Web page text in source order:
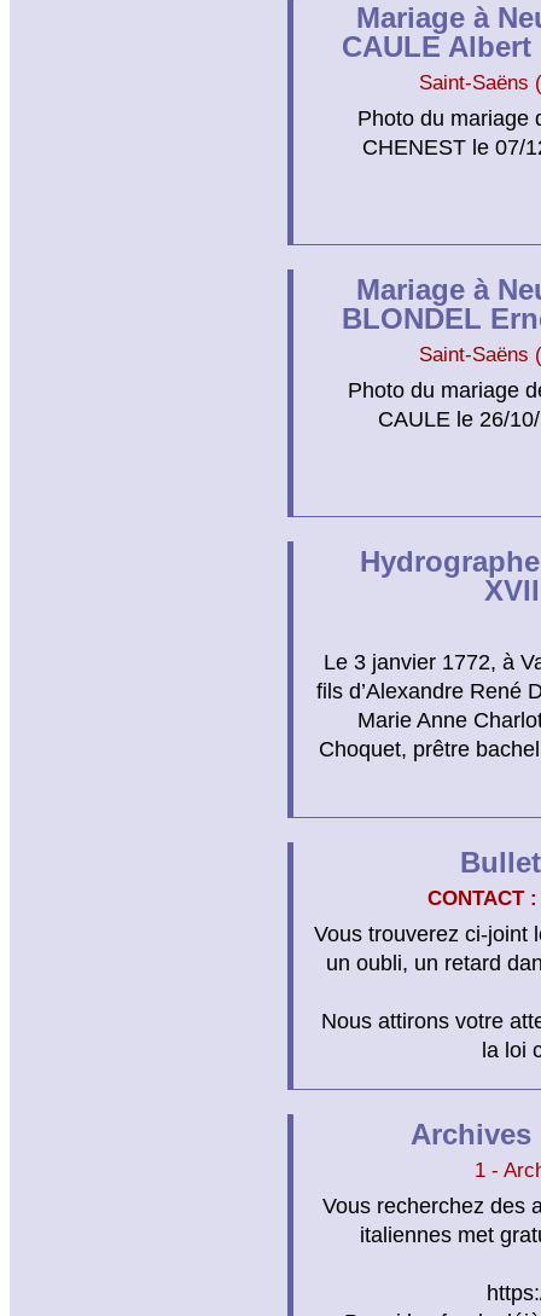
Mariage à
CAULE Albert
Saint-Saëns
Photo du mariage
CHENEST le 07/
Mariage à
BLONDEL
Saint-Saëns
Photo du mariage
CAULE le 26/
Le 3 janvier 1772, à
fils d’Alexandre René
Marie Anne
Choquet, prêtre
CONTACT :
Vous trouverez ci-joint
un oubli, un retard
Nous attirons votre
la loi
Archives
1 -
Vous recherchez des
italiennes met